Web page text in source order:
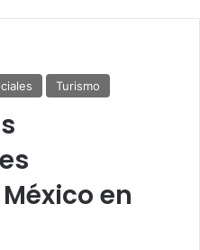
Turismo
en